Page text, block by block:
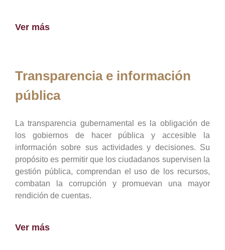
Ver más
Transparencia e información
pública
La transparencia gubernamental es la obligación de
los gobiernos de hacer pública y accesible la
información sobre sus actividades y decisiones. Su
propósito es permitir que los ciudadanos supervisen la
gestión pública, comprendan el uso de los recursos,
combatan la corrupción y promuevan una mayor
rendición de cuentas.
Ver más